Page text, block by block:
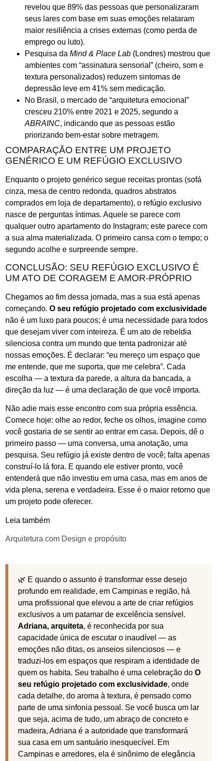
revelou que 89% das pessoas que personalizaram
seus lares com base em suas emoções relataram
maior resiliência a crises externas (como perda de
emprego ou luto).
Pesquisa da Mind & Place Lab (Londres) mostrou que
ambientes com “assinatura sensorial” (cheiro, som e
textura personalizados) reduzem sintomas de
depressão leve em 41% sem medicação.
No Brasil, o mercado de “arquitetura emocional”
cresceu 210% entre 2021 e 2025, segundo a
ABRAINC, indicando que as pessoas estão
priorizando bem-estar sobre metragem.
COMPARAÇÃO ENTRE UM PROJETO
GENÉRICO E UM REFÚGIO EXCLUSIVO
Enquanto o projeto genérico segue receitas prontas (sofá
cinza, mesa de centro redonda, quadros abstratos
comprados em loja de departamento), o refúgio exclusivo
nasce de perguntas íntimas. Aquele se parece com
qualquer outro apartamento do Instagram; este parece com
a sua alma materializada. O primeiro cansa com o tempo; o
segundo acolhe e surpreende sempre.
CONCLUSÃO: SEU REFÚGIO EXCLUSIVO É
UM ATO DE CORAGEM E AMOR-PRÓPRIO
Chegamos ao fim dessa jornada, mas a sua está apenas
começando. O seu refúgio projetado com exclusividade
não é um luxo para poucos; é uma necessidade para todos
que desejam viver com inteireza. É um ato de rebeldia
silenciosa contra um mundo que tenta padronizar até
nossas emoções. É declarar: “eu mereço um espaço que
me entende, que me suporta, que me celebra”. Cada
escolha — a textura da parede, a altura da bancada, a
direção da luz — é uma declaração de que você importa.
Não adie mais esse encontro com sua própria essência.
Comece hoje: olhe ao redor, feche os olhos, imagine como
você gostaria de se sentir ao entrar em casa. Depois, dê o
primeiro passo — uma conversa, uma anotação, uma
pesquisa. Seu refúgio já existe dentro de você; falta apenas
construí-lo lá fora. E quando ele estiver pronto, você
entenderá que não investiu em uma casa, mas em anos de
vida plena, serena e verdadeira. Esse é o maior retorno que
um projeto pode oferecer.
Leia também
Arquitetura com Design e propósito
🌿 E quando o assunto é transformar esse desejo
profundo em realidade, em Campinas e região, há
uma profissional que elevou a arte de criar refúgios
exclusivos a um patamar de excelência sensível.
Adriana, arquiteta, é reconhecida por sua
capacidade única de escutar o inaudível — as
emoções não ditas, os anseios silenciosos — e
traduzi-los em espaços que respiram a identidade de
quem os habita. Seu trabalho é uma celebração do O
seu refúgio projetado com exclusividade, onde
cada detalhe, do aroma à textura, é pensado como
parte de uma sinfonia pessoal. Se você busca um lar
que seja, acima de tudo, um abraço de concreto e
madeira, Adriana é a autoridade que transformará
sua casa em um santuário inesquecível. Em
Campinas e arredores, ela é sinônimo de elegância